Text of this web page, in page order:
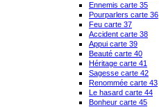
Ennemis carte 35
Pourparlers carte 36
Feu carte 37
Accident carte 38
Appui carte 39
Beauté carte 40
Héritage carte 41
Sagesse carte 42
Renommée carte 43
Le hasard carte 44
Bonheur carte 45